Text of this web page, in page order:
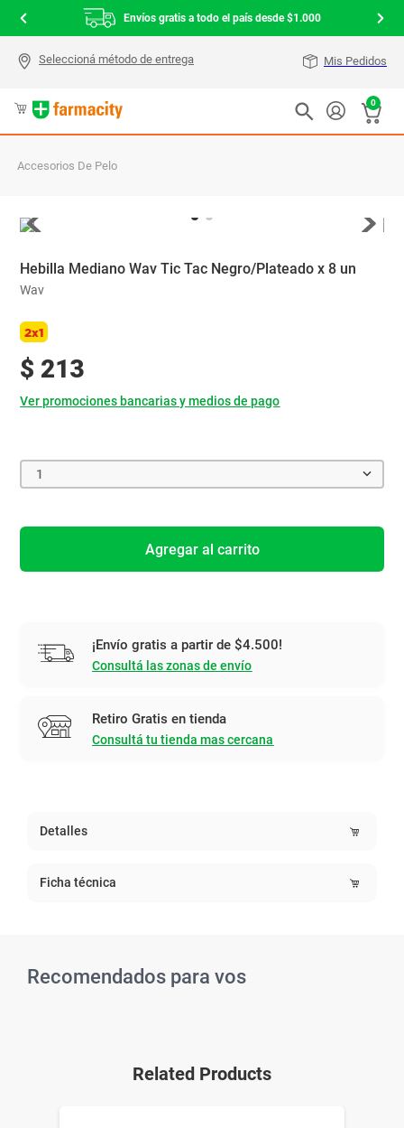
Envíos gratis a todo el país desde $1.000
Mis Pedidos
0
Accesorios De Pelo
Hebilla Mediano Wav Tic Tac Negro/Plateado x 8 un
Wav
2x1
$ 213
Ver promociones bancarias y medios de pago
1
Agregar al carrito
¡Envío gratis a partir de $4.500!
Consultá las zonas de envío
Retiro Gratis en tienda
Consultá tu tienda mas cercana
Detalles
Ficha técnica
Recomendados para vos
Related Products